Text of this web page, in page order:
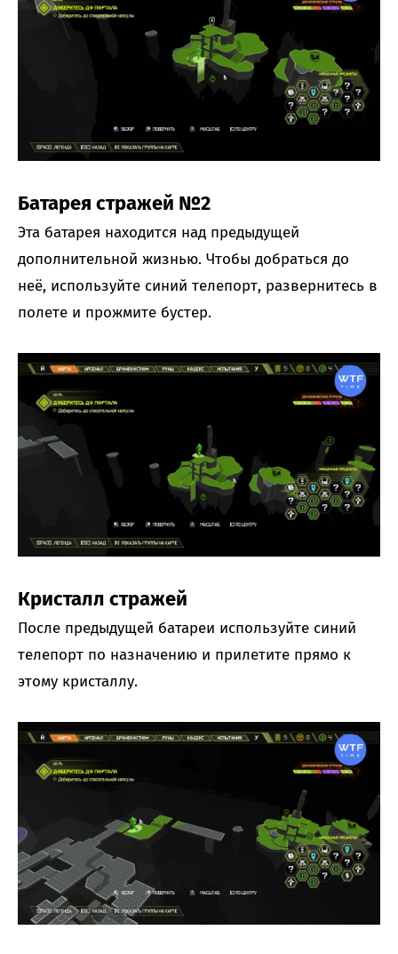
Батарея стражей №2
Эта батарея находится над предыдущей
дополнительной жизнью. Чтобы добраться до
неё, используйте синий телепорт, развернитесь в
полете и прожмите бустер.
Кристалл стражей
После предыдущей батареи используйте синий
телепорт по назначению и прилетите прямо к
этому кристаллу.